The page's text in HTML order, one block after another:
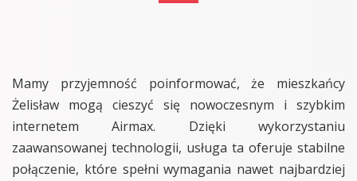
Mamy przyjemność poinformować, że mieszkańcy
Żelisław mogą cieszyć się nowoczesnym i szybkim
internetem Airmax. Dzięki wykorzystaniu
zaawansowanej technologii, usługa ta oferuje stabilne
połączenie, które spełni wymagania nawet najbardziej